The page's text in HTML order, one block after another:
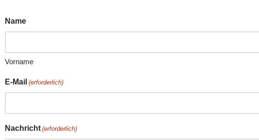
Name
Vorname
E-Mail (erforderlich)
Nachricht (erforderlich)